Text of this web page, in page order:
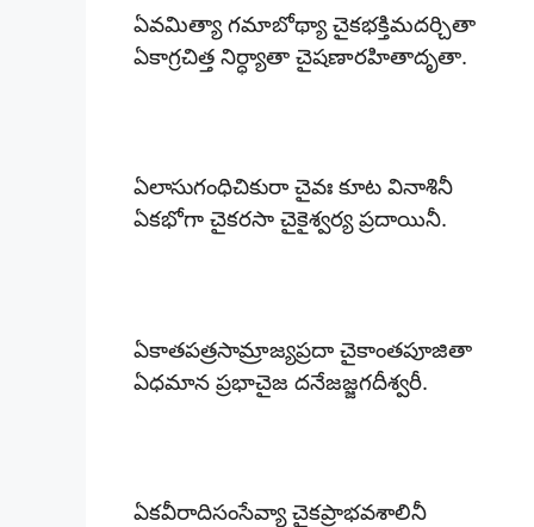
ఏవమిత్యా గమాబోథ్యా చైకభక్తిమదర్చితా
ఏకాగ్రచిత్త నిర్ధ్యాతా చైషణారహితాదృతా.
ఏలాసుగంధిచికురా చైవః కూట వినాశినీ
ఏకభోగా చైకరసా చైకైశ్వర్య ప్రదాయినీ.
ఏకాతపత్రసామ్రాజ్యప్రదా చైకాంతపూజితా
ఏధమాన ప్రభాచైజ దనేజజ్జగదీశ్వరీ.
ఏకవీరాదిసంసేవ్యా చైకప్రాభవశాలినీ